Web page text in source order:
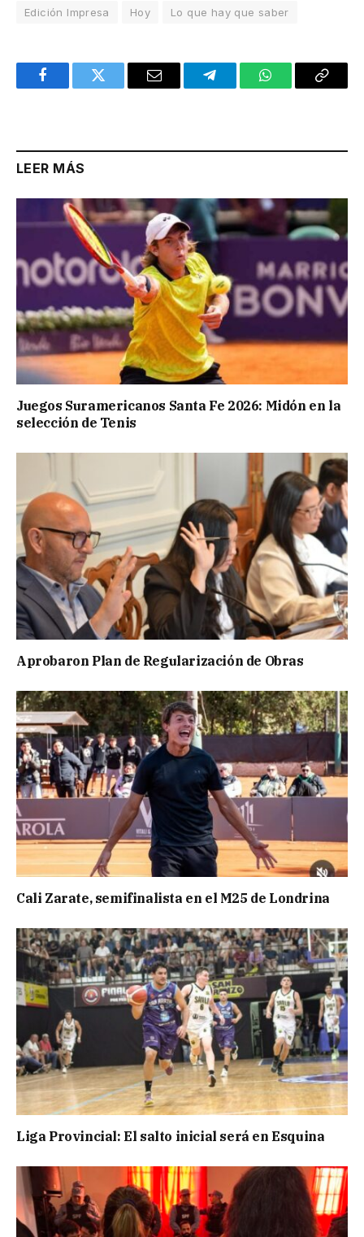
Edición Impresa Hoy Lo que hay que saber
FacebookTwitter Email TelegramWhatsAppCopy
LEER MÁS
Juegos Suramericanos Santa Fe 2026: Midón en la
selección de Tenis
Aprobaron Plan de Regularización de Obras
Cali Zarate, semifinalista en el M25 de Londrina
Liga Provincial: El salto inicial será en Esquina